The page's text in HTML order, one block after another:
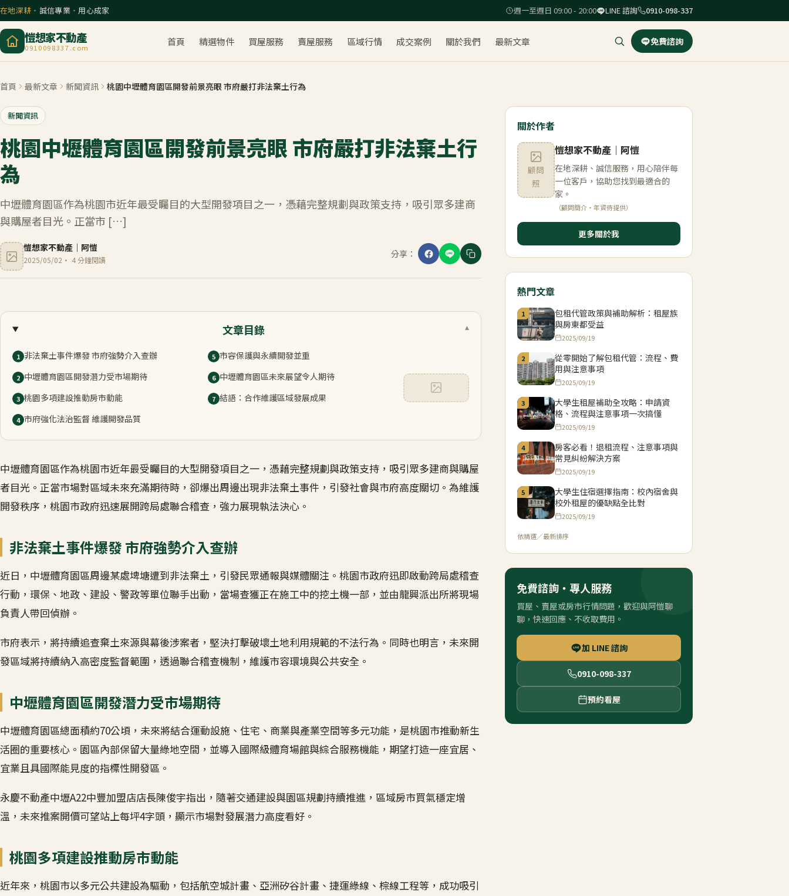
在地深耕 ・ 誠信專業・用心成家 週一至週日 09:00 - 20:00 LINE 諮詢 0910-098-337
愷想家不動產
0910098337.com
首頁 精選物件 買屋服務 賣屋服務 區域行情 成交案例 關於我們 最新文章 免費諮詢
首頁 最新文章 新聞資訊 桃園中壢體育園區開發前景亮眼 市府嚴打非法棄土行為
新聞資訊
桃園中壢體育園區開發前景亮眼 市府嚴打非法棄土行
為
中壢體育園區作為桃園市近年最受矚目的大型開發項目之一，憑藉完整規劃與政策支持，吸引眾多建商
與購屋者目光。正當市 […]
愷想家不動產 ｜ 阿愷
2025/05/02 · 4分鐘閱讀
分享：
文章目錄 ▾
1 非法棄土事件爆發 市府強勢介入查辦
2 中壢體育園區開發潛力受市場期待
3 桃園多項建設推動房市動能
4 市府強化法治監督 維護開發品質
5 市容保護與永續開發並重
6 中壢體育園區未來展望令人期待
7 結語：合作維護區域發展成果
中壢體育園區作為桃園市近年最受矚目的大型開發項目之一，憑藉完整規劃與政策支持，吸引眾多建商與購屋
者目光。正當市場對區域未來充滿期待時，卻爆出周邊出現非法棄土事件，引發社會與市府高度關切。為維護
開發秩序，桃園市政府迅速展開跨局處聯合稽查，強力展現執法決心。
非法棄土事件爆發 市府強勢介入查辦
近日，中壢體育園區周邊某處埤塘遭到非法棄土，引發民眾通報與媒體關注。桃園市政府迅即啟動跨局處稽查
行動，環保、地政、建設、警政等單位聯手出動，當場查獲正在施工中的挖土機一部，並由龍興派出所將現場
負責人帶回偵辦。
市府表示，將持續追查棄土來源與幕後涉案者，堅決打擊破壞土地利用規範的不法行為。同時也明言，未來開
發區域將持續納入高密度監督範圍，透過聯合稽查機制，維護市容環境與公共安全。
中壢體育園區開發潛力受市場期待
中壢體育園區總面積約70公頃，未來將結合運動設施、住宅、商業與產業空間等多元功能，是桃園市推動新生
活圈的重要核心。園區內部保留大量綠地空間，並導入國際級體育場館與綜合服務機能，期望打造一座宜居、
宜業且具國際能見度的指標性開發區。
永慶不動產中壢A22中豐加盟店店長陳俊宇指出，隨著交通建設與園區規劃持續推進，區域房市買氣穩定增
溫，未來推案開價可望站上每坪4字頭，顯示市場對發展潛力高度看好。
桃園多項建設推動房市動能
近年來，桃園市以多元公共建設為驅動，包括航空城計畫、亞洲矽谷計畫、捷運綠線、棕線工程等，成功吸引
關於作者
顧問
照
愷想家不動產 ｜ 阿愷
在地深耕、誠信服務，用心陪伴每
一位客戶，協助您找到最適合的
家。
（顧問簡介・年資待提供）
更多關於我
熱門文章
1
包租代管政策與補助解析：租屋族
與房東都受益
2025/09/19
2
從零開始了解包租代管：流程、費
用與注意事項
2025/09/19
3
大學生租屋補助全攻略：申請資
格、流程與注意事項一次搞懂
2025/09/19
4
房客必看！退租流程、注意事項與
常見糾紛解決方案
2025/09/19
5
大學生住宿選擇指南：校內宿舍與
校外租屋的優缺點全比對
2025/09/19
依精選／最新排序
免費諮詢・專人服務
買屋、賣屋或房市行情問題，歡迎與阿愷聊
聊，快速回應、不收取費用。
加 LINE 諮詢
0910-098-337
預約看屋